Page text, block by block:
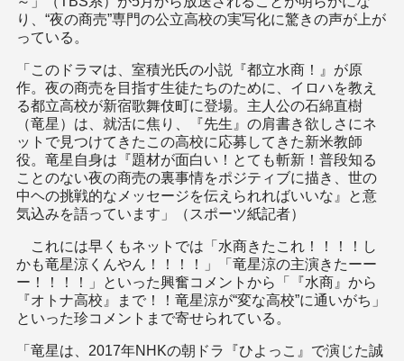
り、“夜の商売”専門の公立高校の実写化に驚きの声が上が
っている。
「このドラマは、室積光氏の小説『都立水商！』が原
作。夜の商売を目指す生徒たちのために、イロハを教え
る都立高校が新宿歌舞伎町に登場。主人公の石綿直樹
（竜星）は、就活に焦り、『先生』の肩書き欲しさにネ
ットで見つけてきたこの高校に応募してきた新米教師
役。竜星自身は『題材が面白い！とても斬新！普段知る
ことのない夜の商売の裏事情をポジティブに描き、世の
中ヘの挑戦的なメッセージを伝えられればいいな』と意
気込みを語っています」（スポーツ紙記者）
これには早くもネットでは「水商きたこれ！！！！し
かも竜星涼くんやん！！！！」「竜星涼の主演きたーー
ー！！！！」といった興奮コメントから「『水商』から
『オトナ高校』まで！！竜星涼が“変な高校”に通いがち」
といった珍コメントまで寄せられている。
「竜星は、2017年NHKの朝ドラ『ひよっこ』で演じた誠